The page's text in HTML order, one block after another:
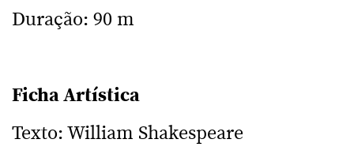
Duração: 90 m
Ficha Artística
Texto: William Shakespeare